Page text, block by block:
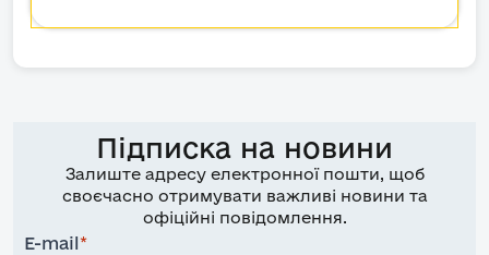
Підписка на новини
Залиште адресу електронної пошти, щоб
своєчасно отримувати важливі новини та
офіційні повідомлення.
E-mail*